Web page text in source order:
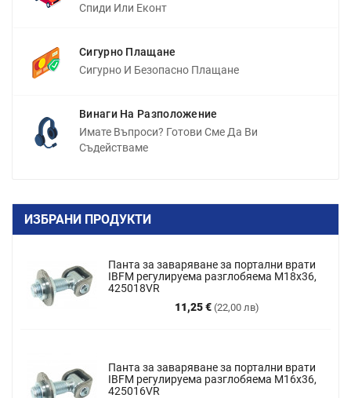
Спиди Или Еконт
Сигурно Плащане
Сигурно И Безопасно Плащане
Винаги На Разположение
Имате Въпроси? Готови Сме Да Ви
Съдействаме
ИЗБРАНИ ПРОДУКТИ
Панта за заваряване за портални врати
IBFM регулируема разглобяема M18x36,
425018VR
11,25 € (22,00 лв)
Цена
Панта за заваряване за портални врати
IBFM регулируема разглобяема М16х36,
425016VR